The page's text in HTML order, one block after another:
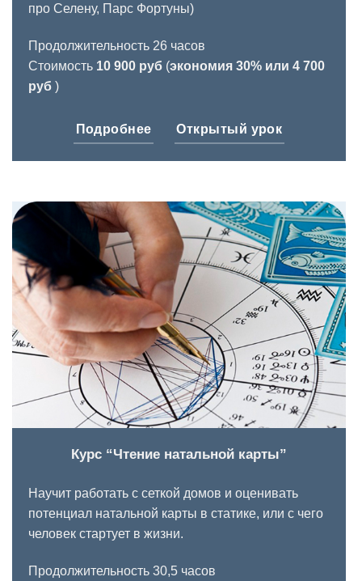
про Селену, Парс Фортуны)
Продолжительность 26 часов
Стоимость 10 900 руб (экономия 30% или 4 700
руб )
Подробнее Открытый урок
Курс “Чтение натальной карты”
Научит работать с сеткой домов и оценивать
потенциал натальной карты в статике, или с чего
человек стартует в жизни.
Продолжительность 30,5 часов